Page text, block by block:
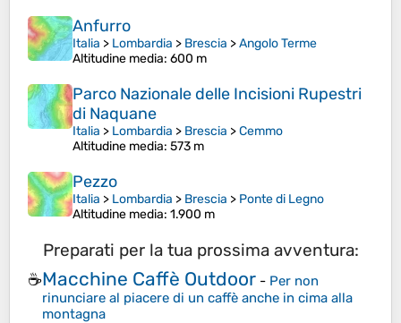
Anfurro
Italia > Lombardia > Brescia >Angolo Terme
Altitudine media: 600 m
Parco Nazionale delle Incisioni Rupestri
di Naquane
Italia > Lombardia > Brescia >Cemmo
Altitudine media: 573 m
Pezzo
Italia > Lombardia > Brescia > Ponte di Legno
Altitudine media: 1.900 m
Preparati per la tua prossima avventura:
☕Macchine Caffè Outdoor - Per non
rinunciare al piacere di un caffè anche in cima alla
montagna